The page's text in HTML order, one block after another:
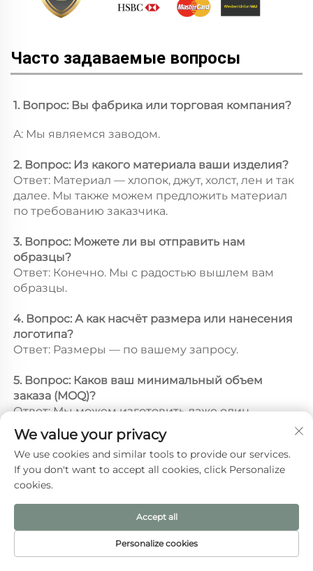
Часто задаваемые вопросы
1. Вопрос: Вы фабрика или торговая компания?
A: Мы являемся заводом.
2. Вопрос: Из какого материала ваши изделия?
Ответ: Материал — хлопок, джут, холст, лен и так
далее. Мы также можем предложить материал
по требованию заказчика.
3. Вопрос: Можете ли вы отправить нам
образцы?
Ответ: Конечно. Мы с радостью вышлем вам
образцы.
4. Вопрос: А как насчёт размера или нанесения
логотипа?
Ответ: Размеры — по вашему запросу.
5. Вопрос: Каков ваш минимальный объем
заказа (MOQ)?
Ответ: Мы можем изготовить даже один
экземпляр.
Рекомендуемые товары
ДОМАШНЯЯ
ЭЛЕКТРОННАЯ
We value your privacy
We use cookies and similar tools to provide our services.
If you don't want to accept all cookies, click Personalize
cookies.
Personalize cookies
Accept all